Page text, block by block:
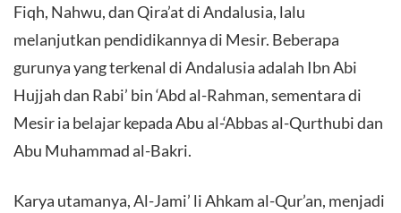
Fiqh, Nahwu, dan Qira’at di Andalusia, lalu
melanjutkan pendidikannya di Mesir. Beberapa
gurunya yang terkenal di Andalusia adalah Ibn Abi
Hujjah dan Rabi’ bin ‘Abd al-Rahman, sementara di
Mesir ia belajar kepada Abu al-‘Abbas al-Qurthubi dan
Abu Muhammad al-Bakri.
Karya utamanya, Al-Jami’ li Ahkam al-Qur’an, menjadi